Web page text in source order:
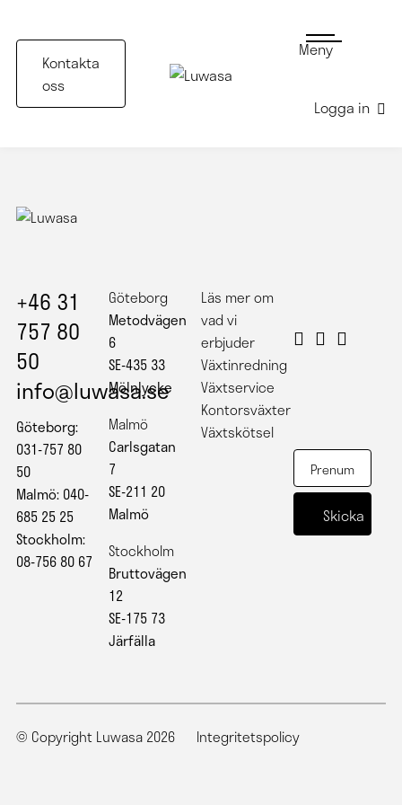
Kontakta
oss
Meny
Logga in
Härlig växtvägg för rumsavdelning
+46 31
757 80
50
info@luwasa.se
Göteborg:
031-757 80
50
Malmö: 040-
685 25 25
Stockholm:
08-756 80 67
Göteborg
Metodvägen
6
SE-435 33
Mölnlycke
Malmö
Carlsgatan
7
SE-211 20
Malmö
Stockholm
Bruttovägen
12
SE-175 73
Järfälla
Läs mer om
vad vi
erbjuder
Växtinredning
Växtservice
Kontorsväxter
Växtskötsel
© Copyright Luwasa 2026 Integritetspolicy